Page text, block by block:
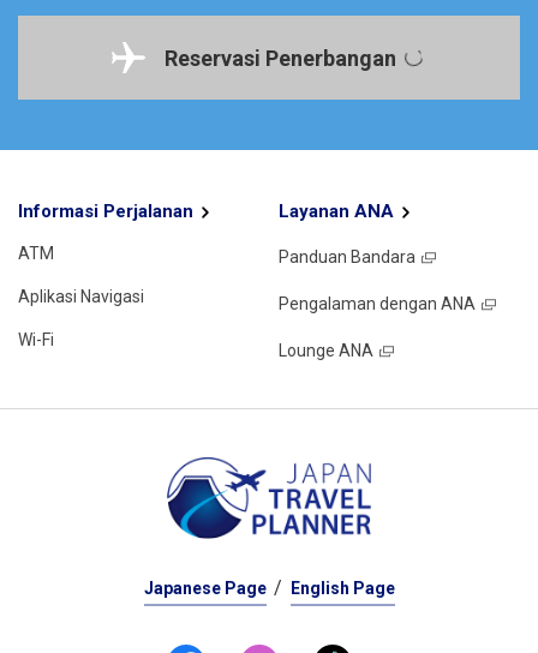
Reservasi Penerbangan
Informasi Perjalanan
ATM
Aplikasi Navigasi
Wi-Fi
Layanan ANA
Panduan Bandara
Pengalaman dengan ANA
Lounge ANA
Japanese Page English Page